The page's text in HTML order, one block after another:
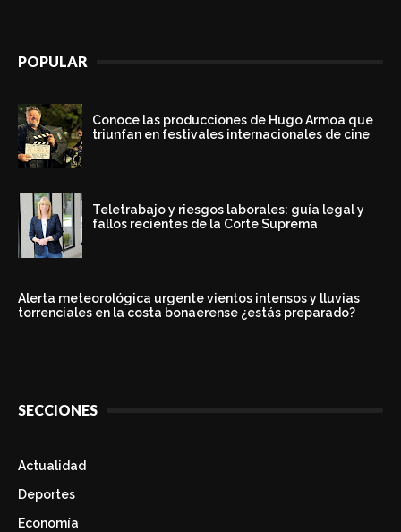
POPULAR
Conoce las producciones de Hugo Armoa que
triunfan en festivales internacionales de cine
Teletrabajo y riesgos laborales: guía legal y
fallos recientes de la Corte Suprema
Alerta meteorológica urgente vientos intensos y lluvias
torrenciales en la costa bonaerense ¿estás preparado?
SECCIONES
Actualidad
Deportes
Economía